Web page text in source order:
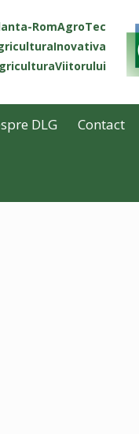
RomAgroTec
DLG Contact